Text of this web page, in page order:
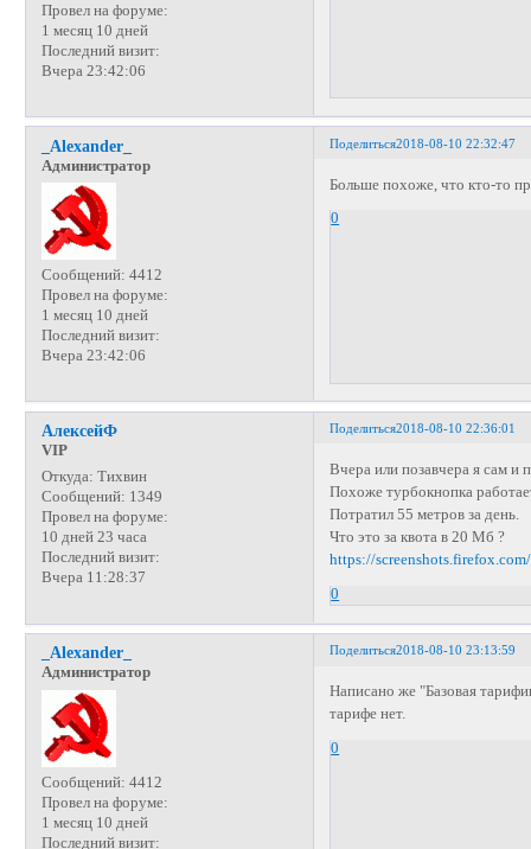
Провел на форуме:
1 месяц 10 дней
Последний визит:
Вчера 23:42:06
Поделиться2018-08-10 22:32:47
_Alexander_
Администратор
Сообщений: 4412
Провел на форуме:
1 месяц 10 дней
Последний визит:
Вчера 23:42:06
Больше похоже, что кто-то
0
Поделиться2018-08-10 22:36:01
АлексейФ
VIP
Откуда: Тихвин
Сообщений: 1349
Провел на форуме:
10 дней 23 часа
Последний визит:
Вчера 11:28:37
Вчера или позавчера я сам
Похоже турбокнопка
Потратил 55 метров за день.
Что это за квота в 20 Мб ?
https://
0
Поделиться2018-08-10 23:13:59
_Alexander_
Администратор
Сообщений: 4412
Провел на форуме:
1 месяц 10 дней
Последний визит:
Написано же "Базовая
тарифе нет.
0